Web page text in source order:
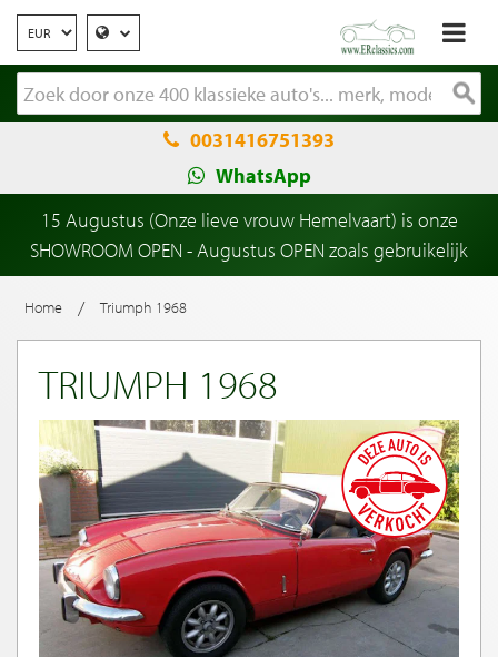
0031416751393
WhatsApp
15 Augustus (Onze lieve vrouw Hemelvaart) is onze
SHOWROOM OPEN - Augustus OPEN zoals gebruikelijk
Home / Triumph 1968
TRIUMPH 1968